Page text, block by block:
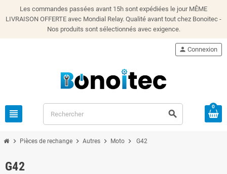
Les commandes passées avant 15h sont expédiées le jour MÊME
LIVRAISON OFFERTE avec Mondial Relay. Qualité avant tout chez Bonoitec -
Nos produits sont sélectionnés avec exigence.
view_headline search
person Connexion
0
chevron_right Pièces de rechange chevron_right Autres chevron_right Moto chevron_right G42
G42